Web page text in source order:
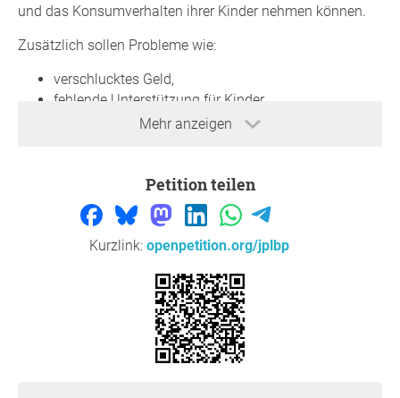
Mehr anzeigen
und das Konsumverhalten ihrer Kinder nehmen können.
Zusätzlich sollen Probleme wie:
verschlucktes Geld,
fehlende Unterstützung für Kinder,
Gruppendruck unter Mitschülern,
Wie kann dies umgesetzt werden?
Wir ersuchen die Gemeinde und die Schuldirektion:
den bestehenden Snackautomaten zu entfernen,
keine ungesunden Verkaufsautomaten im
Volksschulbereich zuzulassen,
gemeinsam mit Eltern und Schule gesündere
Alternativen zu fördern, wie z. B.:
Trinkwasserstationen,
Petition teilen
Kurzlink: openpetition.org/jplbp